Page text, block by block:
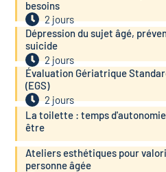
besoins
2 jours
Dépression du sujet âgé,
suicide
2 jours
Évaluation Gériatrique
(EGS)
2 jours
La toilette : temps
être
Ateliers esthétiques pour
personne âgée